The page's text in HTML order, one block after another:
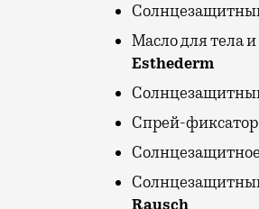
Масло для тела
Esthederm
Спрей-фиксатор
Солнцезащитное
Rausch